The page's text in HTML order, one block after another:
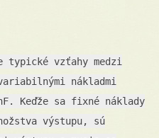
vzťahy medzi
nákladmi
Keďže sa fixné náklady
výstupu, sú